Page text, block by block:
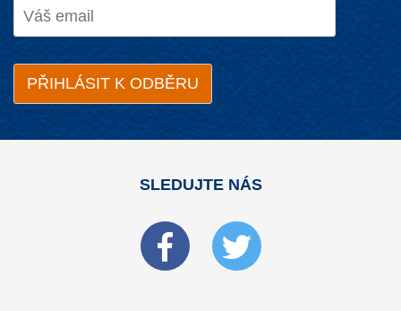
SLEDUJTE NÁS